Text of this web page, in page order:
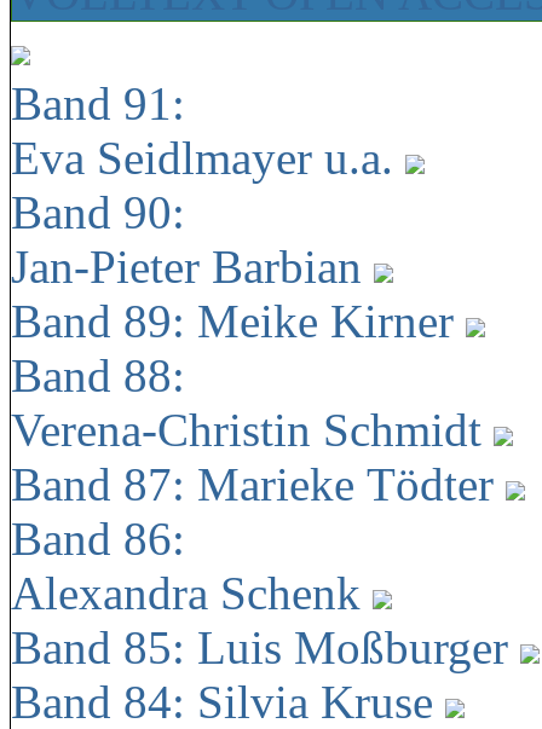
Band 91:
Eva Seidlmayer u.a.
Band 90:
Jan-Pieter Barbian
Band 89: Meike Kirner
Band 88:
Verena-Christin Schmidt
Band 87: Marieke Tödter
Band 86:
Alexandra Schenk
Band 85: Luis Moßburger
Band 84: Silvia Kruse